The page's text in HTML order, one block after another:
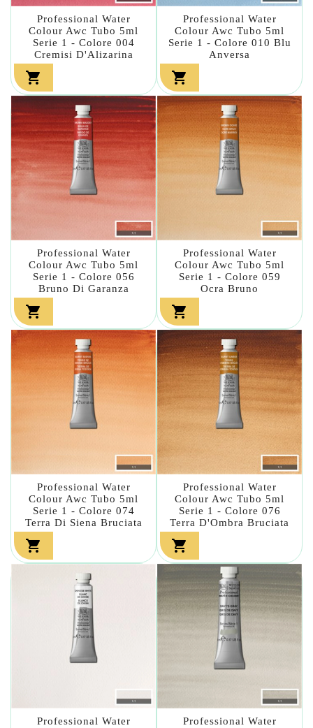
Professional Water
Colour Awc Tubo 5ml
Serie 1 - Colore 004
Cremisi D'Alizarina

Professional Water
Colour Awc Tubo 5ml
Serie 1 - Colore 010 Blu
Anversa

Professional Water
Colour Awc Tubo 5ml
Serie 1 - Colore 056
Bruno Di Garanza

Professional Water
Colour Awc Tubo 5ml
Serie 1 - Colore 059
Ocra Bruno

Professional Water
Colour Awc Tubo 5ml
Serie 1 - Colore 074
Terra Di Siena Bruciata

Professional Water
Colour Awc Tubo 5ml
Serie 1 - Colore 076
Terra D'Ombra Bruciata

Professional Water
Professional Water